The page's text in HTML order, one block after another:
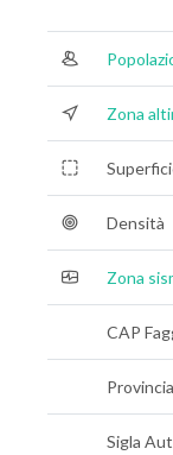
Zona
Densità
Zona
CAP
Sigla